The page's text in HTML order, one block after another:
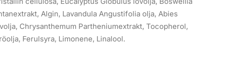
Algin, Lavandula Angustifolia olja, Abies
Chrysanthemum Partheniumextrakt, Tocopherol,
Ferulsyra, Limonene, Linalool.